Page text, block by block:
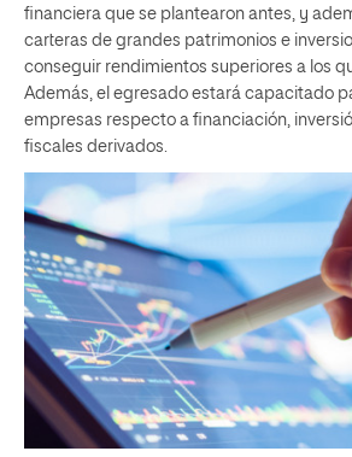
financiera que se plantearon antes, y
carteras de grandes patrimonios e
conseguir rendimientos superiores a los
Además, el egresado estará capacitado
empresas respecto a financiación,
fiscales derivados.